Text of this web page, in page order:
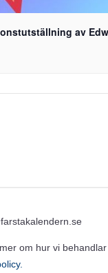
av
om hur vi